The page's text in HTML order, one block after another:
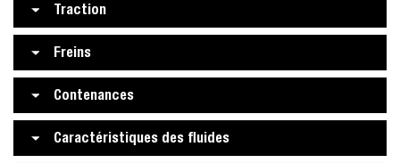
Traction
Freins
Contenances
Caractéristiques des fluides